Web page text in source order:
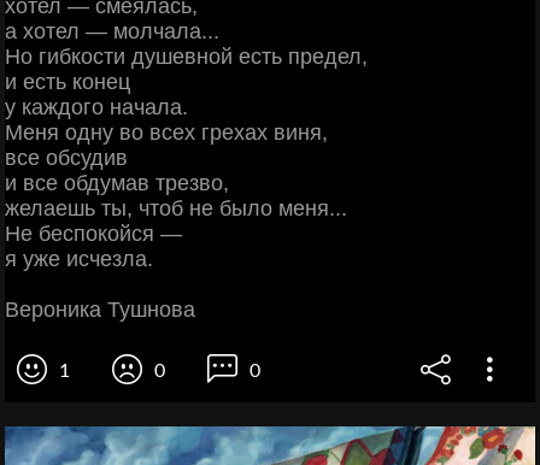
хотел — смеялась,
а хотел — молчала...
Но гибкости душевной есть предел,
и есть конец
у каждого начала.
Меня одну во всех грехах виня,
все обсудив
и все обдумав трезво,
желаешь ты, чтоб не было меня...
Не беспокойся —
я уже исчезла.
Вероника Тушнова
1 0 0